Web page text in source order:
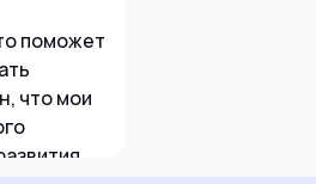
поможет
что мои